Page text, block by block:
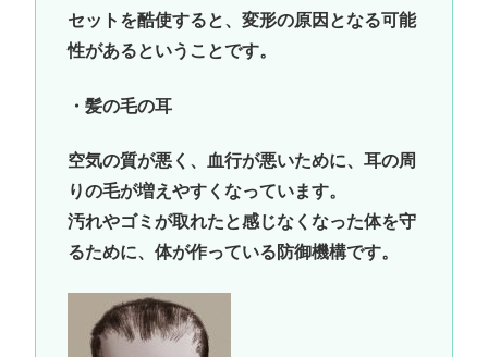
セットを酷使すると、変形の原因となる可能
性があるということです。
・髪の毛の耳
空気の質が悪く、血行が悪いために、耳の周
りの毛が増えやすくなっています。
汚れやゴミが取れたと感じなくなった体を守
るために、体が作っている防御機構です。